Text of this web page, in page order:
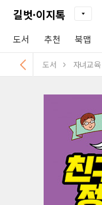
길벗·이지톡
도서 추천 북맵
도서 자녀교육